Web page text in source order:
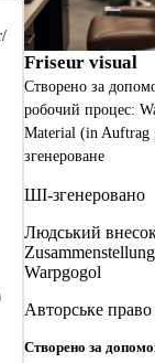
Friseur visual
Створено за
робочий процес:
Material (in Auftrag
згенероване
ШІ-згенеровано
Людський
Warpgogol
Авторське право
Створено за